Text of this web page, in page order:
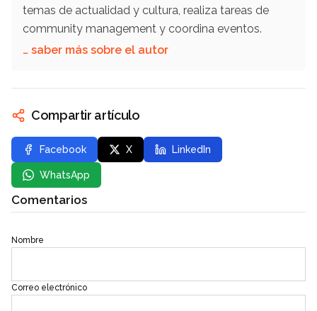
temas de actualidad y cultura, realiza tareas de
community management y coordina eventos.
… saber más sobre el autor
Compartir artículo
Facebook X LinkedIn
WhatsApp
Comentarios
Nombre
Correo electrónico